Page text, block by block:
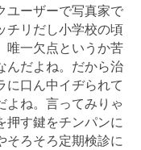
ユーザーで写真家で
チリだし小学校の頃
唯一欠点というか苦
んだよね。だから治
に口ん中イヂられて
よね。言ってみりゃ
押す鍵をチンパンに
そろそろ定期検診に